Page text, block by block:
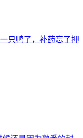
只鸭了，补药忘了押